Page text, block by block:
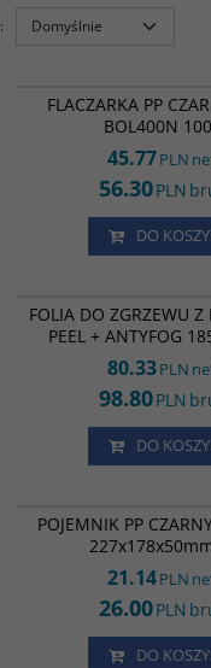
:
FLACZARKA PP
BOL400N
45.77PLN
56.30PLN
DO
FOLIA DO ZGRZEWU Z
PEEL + ANTYFOG
80.33PLN
98.80PLN
DO
227x178x50mm A50
POJEMNIK PP
21.14PLN
26.00PLN
DO